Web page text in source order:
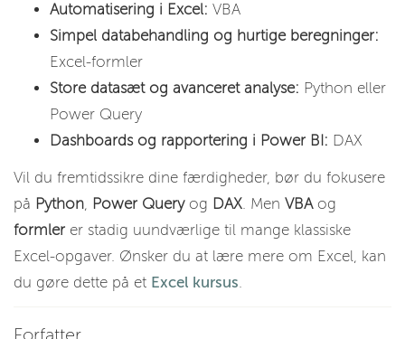
Automatisering i Excel: VBA
Simpel databehandling og hurtige beregninger:
Excel-formler
Store datasæt og avanceret analyse: Python eller
Power Query
Dashboards og rapportering i Power BI: DAX
Vil du fremtidssikre dine færdigheder, bør du fokusere
på Python, Power Queryog DAX. Men VBAog
formler er stadig uundværlige til mange klassiske
Excel-opgaver. Ønsker du at lære mere om Excel, kan
du gøre dette på et Excel kursus.